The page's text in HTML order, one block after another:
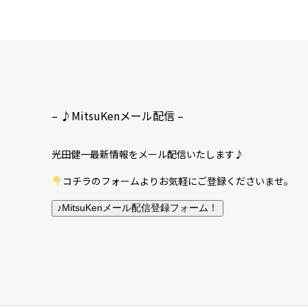
– ♪MitsuKenメール配信 –
光田健一最新情報をメール配信いたします♪
コチラのフォームよりお気軽にご登録くださいませ。
♪MitsuKenメール配信登録フォーム！